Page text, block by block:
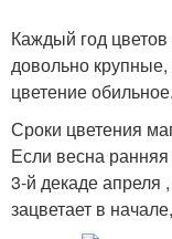
Каждый год
довольно
цветение обильное.
Сроки цветения
Если весна
3-й декаде апреля
зацветает в